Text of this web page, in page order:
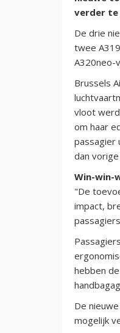
verder te
De drie
twee
A320neo-
Brussels
vloot
om haar
passagier
dan
Win-win-
"De
impact,
hebben
De
mogelijk